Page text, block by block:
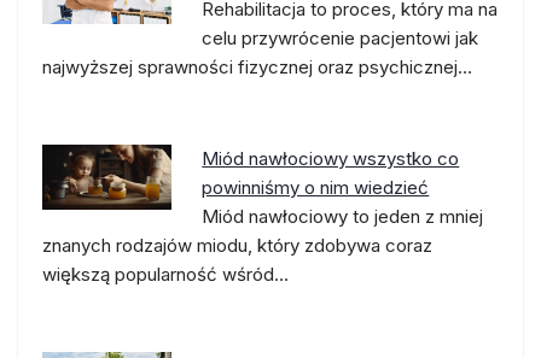
Rehabilitacja to proces, który ma na
celu przywrócenie pacjentowi jak
najwyższej sprawności fizycznej oraz psychicznej…
Miód nawłociowy wszystko co
powinniśmy o nim wiedzieć
Miód nawłociowy to jeden z mniej
znanych rodzajów miodu, który zdobywa coraz
większą popularność wśród…